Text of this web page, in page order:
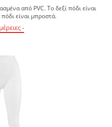
από PVC. Το δεξί πόδι είναι
πόδι είναι μπροστά.
-